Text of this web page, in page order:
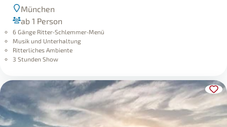
München
ab 1 Person
6 Gänge Ritter-Schlemmer-Menü
Musik und Unterhaltung
Ritterliches Ambiente
3 Stunden Show